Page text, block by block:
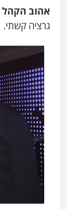
אהוב הקהל
גרציה קשתי.